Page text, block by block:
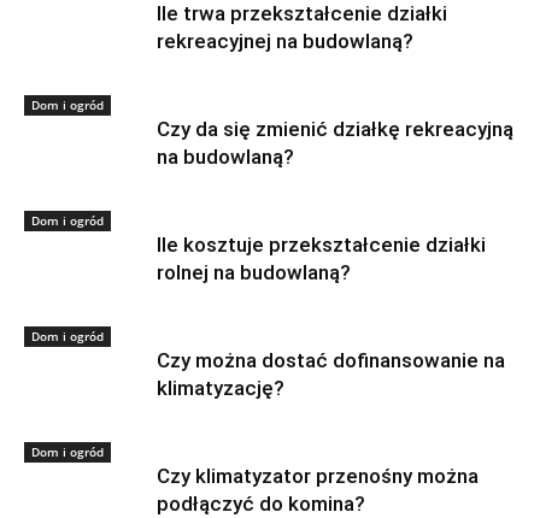
Ile trwa przekształcenie działki
rekreacyjnej na budowlaną?
Dom i ogród
Czy da się zmienić działkę rekreacyjną
na budowlaną?
Dom i ogród
Ile kosztuje przekształcenie działki
rolnej na budowlaną?
Dom i ogród
Czy można dostać dofinansowanie na
klimatyzację?
Dom i ogród
Czy klimatyzator przenośny można
podłączyć do komina?